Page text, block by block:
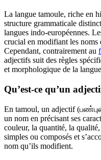
La langue tamoule, riche en
structure grammaticale
langues indo-européennes.
crucial en modifiant les noms
Cependant, contrairement au
adjectifs suit des règles
et morphologique de la
Qu’est-ce qu’un
En tamoul, un adjectif
un nom en précisant ses
couleur, la quantité, la
simples ou composés et
nom qu’ils modifient.